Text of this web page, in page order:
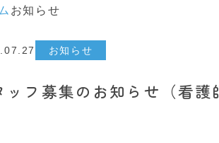
お知らせ
お知らせ
ッフ募集のお知らせ（看護